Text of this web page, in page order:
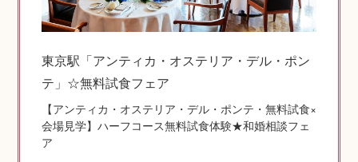
東京駅「アンティカ・オステリア・デル・ポン
テ」☆無料試食フェア
【アンティカ・オステリア・デル・ポンテ・無料試食×
会場見学】ハーフコース無料試食体験★和婚相談フェ
ア